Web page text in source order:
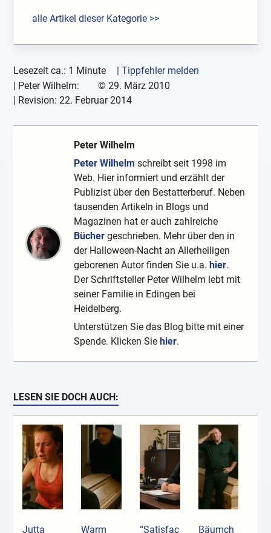
alle Artikel dieser Kategorie >>
Lesezeit ca.: 1 Minute
| Tippfehler melden
| Peter Wilhelm: © 29. März 2010
| Revision:22. Februar 2014
Peter Wilhelm
Peter Wilhelm schreibt seit 1998 im
Web. Hier informiert und erzählt der
Publizist über den Bestatterberuf. Neben
tausenden Artikeln in Blogs und
Magazinen hat er auch zahlreiche
Bücher geschrieben. Mehr über den in
der Halloween-Nacht an Allerheiligen
geborenen Autor finden Sie u.a.hier.
Der Schriftsteller Peter Wilhelm lebt mit
seiner Familie in Edingen bei
Heidelberg.
Unterstützen Sie das Blog bitte mit einer
Spende. Klicken Siehier.
LESEN SIE DOCH AUCH:
Jutta Warm “Satisfac Bäumch